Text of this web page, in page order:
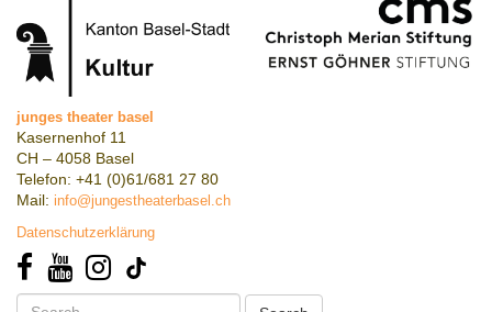
junges theater basel
Kasernenhof 11
CH – 4058 Basel
Telefon: +41 (0)61/681 27 80
Mail: info@jungestheaterbasel.ch
Datenschutzerklärung
Search